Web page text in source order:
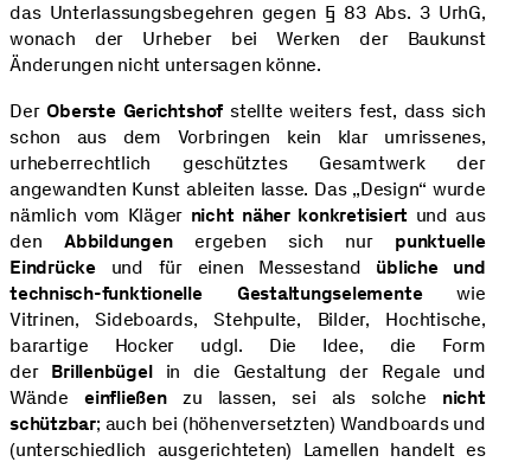
das Unterlassungsbegehren gegen § 83 Abs. 3 UrhG,
wonach der Urheber bei Werken der Baukunst
Änderungen nicht untersagen könne.
DerOberste Gerichtshof stellte weiters fest, dass sich
schon aus dem Vorbringen kein klar umrissenes,
urheberrechtlich geschütztes Gesamtwerk der
angewandten Kunst ableiten lasse. Das „Design“ wurde
nämlich vom Kläger nicht näher konkretisiert und aus
denAbbildungenergeben sich nur punktuelle
Eindrückeund für einen Messestand übliche und
technisch-funktionelle Gestaltungselementewie
Vitrinen, Sideboards, Stehpulte, Bilder, Hochtische,
barartige Hocker udgl. Die Idee, die Form
der Brillenbügelin die Gestaltung der Regale und
Wändeeinfließenzu lassen, sei als solche nicht
schützbar; auch bei (höhenversetzten) Wandboards und
(unterschiedlich ausgerichteten) Lamellen handelt es